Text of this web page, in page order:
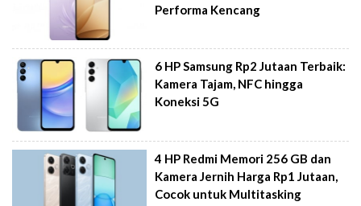
Performa Kencang
6 HP Samsung Rp2 Jutaan Terbaik:
Kamera Tajam, NFC hingga
Koneksi 5G
4 HP Redmi Memori 256 GB dan
Kamera Jernih Harga Rp1 Jutaan,
Cocok untuk Multitasking